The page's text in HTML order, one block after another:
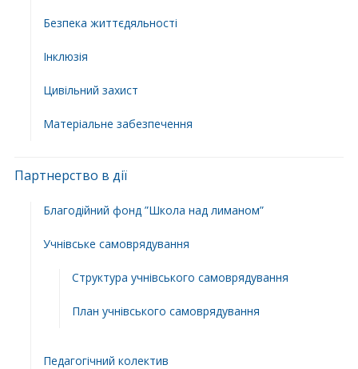
Безпека життєдяльності
Інклюзія
Цивільний захист
Матеріальне забезпечення
Партнерство в дії
Благодійний фонд ”Школа над лиманом”
Учнівське самоврядування
Структура учнiвського самоврядування
План учнiвського самоврядування
Педагогічний колектив